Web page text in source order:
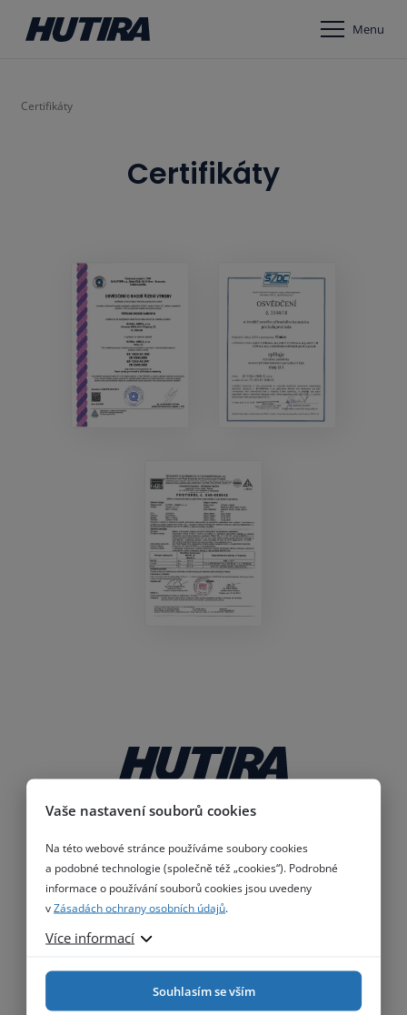
Menu
Certifikáty
Certifikáty
Produkty
Reference
O nás
Aktuality
Vaše nastavení souborů cookies
Na této webové stránce používáme soubory cookies
a podobné technologie (společně též „cookies“). Podrobné
informace o používání souborů cookies jsou uvedeny
vZásadách ochrany osobních údajů.
Více informací
Souhlasím se vším